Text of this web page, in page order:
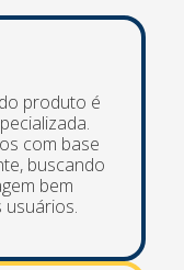
produto é
com base
buscando
bem